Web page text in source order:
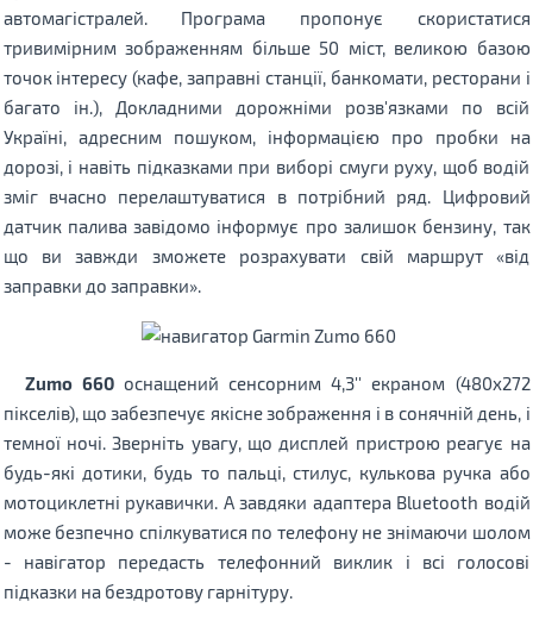
автомагістралей. Програма пропонує скористатися
тривимірним зображенням більше 50 міст, великою базою
точок інтересу (кафе, заправні станції, банкомати, ресторани і
багато ін.), Докладними дорожніми розв'язками по всій
Україні, адресним пошуком, інформацією про пробки на
дорозі, і навіть підказками при виборі смуги руху, щоб водій
зміг вчасно перелаштуватися в потрібний ряд. Цифровий
датчик палива завідомо інформує про залишок бензину, так
що ви завжди зможете розрахувати свій маршрут «від
заправки до заправки».
Zumo 660оснащений сенсорним 4,3'' екраном (480x272
пікселів), що забезпечує якісне зображення і в сонячній день, і
темної ночі. Зверніть увагу, що дисплей пристрою реагує на
будь-які дотики, будь то пальці, стилус, кулькова ручка або
мотоциклетні рукавички. А завдяки адаптера Bluetooth водій
може безпечно спілкуватися по телефону не знімаючи шолом
- навігатор передасть телефонний виклик і всі голосові
підказки на бездротову гарнітуру.